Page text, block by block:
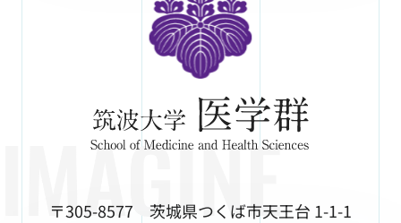
〒305-8577 茨城県つくば市天王台 1-1-1